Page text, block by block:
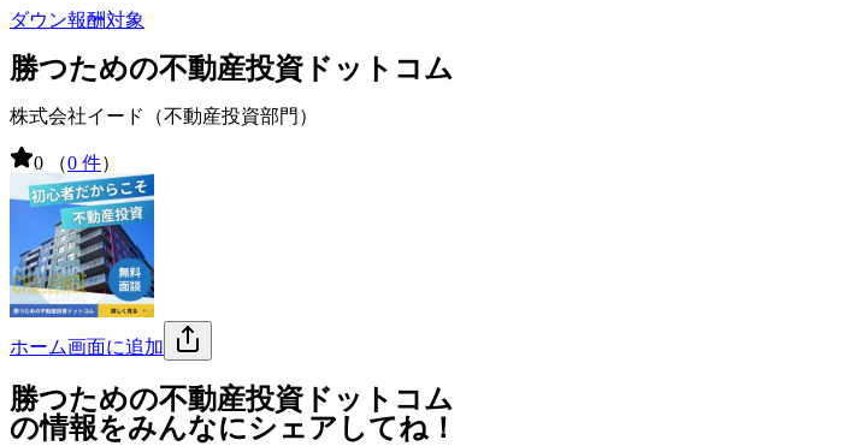
ダウン報酬対象
勝つための不動産投資ドットコム
株式会社イード（不動産投資部門）
0 （0 件）
ホーム画面に追加
勝つための不動産投資ドットコム
の情報をみんなにシェアしてね！